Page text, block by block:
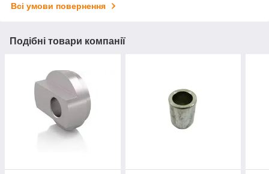
Всі умови повернення
Подібні товари компанії